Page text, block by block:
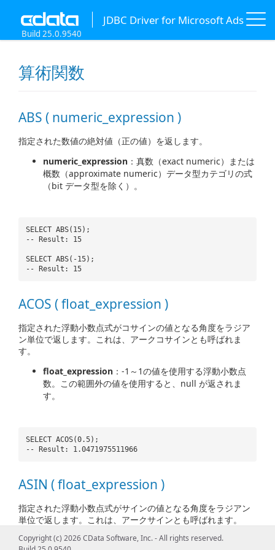
JDBC Driver for Microsoft Ads
Build 25.0.9540
算術関数
ABS ( numeric_expression )
指定された数値の絶対値（正の値）を返します。
numeric_expression ：真数（exact numeric）または
概数（approximate numeric）データ型カテゴリの式
（bit データ型を除く）。
SELECT ABS(15);
-- Result: 15
SELECT ABS(-15);
-- Result: 15
ACOS ( float_expression )
指定された浮動小数点式がコサインの値となる角度をラジア
ン単位で返します。これは、アークコサインとも呼ばれま
す。
float_expression ：-1～1の値を使用する浮動小数点
数。この範囲外の値を使用すると、null が返されま
す。
SELECT ACOS(0.5);
-- Result: 1.0471975511966
ASIN ( float_expression )
指定された浮動小数点式がサインの値となる角度をラジアン
単位で返します。これは、アークサインとも呼ばれます。
float_expression：-1～1の値を使用する浮動小数点数
Copyright (c) 2026 CData Software, Inc. - All rights reserved.